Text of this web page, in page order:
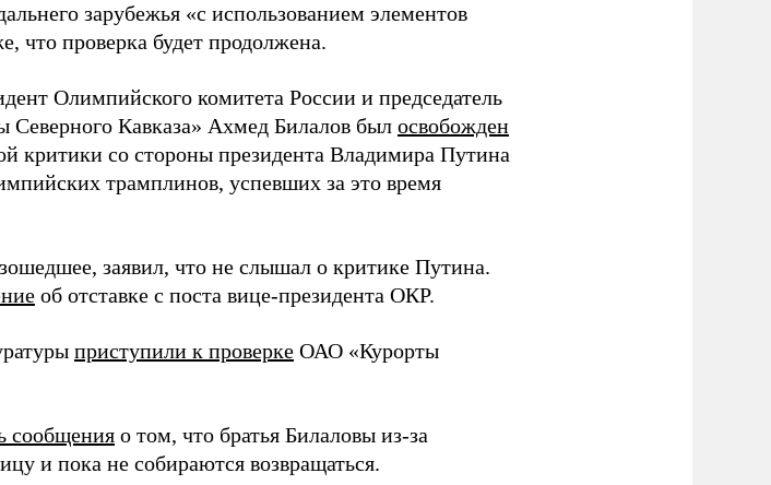
зарубежья «с использованием элементов
что проверка будет продолжена.
Олимпийского комитета России и председатель
Северного Кавказа» Ахмед Билалов был освобожден
критики со стороны президента Владимира Путина
трамплинов, успевших за это время
заявил, что не слышал о критике Путина.
об отставке с поста вице-президента ОКР.
приступили к проверке ОАО «Курорты
сообщения о том, что братья Билаловы из-за
и пока не собираются возвращаться.